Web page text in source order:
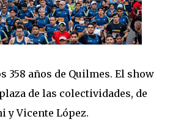
358 años de Quilmes. El show
de las colectividades, de
y Vicente López.